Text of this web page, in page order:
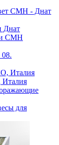
CMH - Днат
Днат
СМН
08.
Италия
для